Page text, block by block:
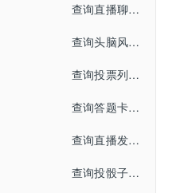
切换合流布局
查询直播状态
踢出人员
设置预习课件
查询文档下载地址
文档名称重命名
查询文档详情
查询文档预览地址
H5课件批量上传
取消暖场视频设置
查询直播间关联视频列表
查询直播聊天记录
查询头脑风暴信息
查询投票列表信息
查询答题卡信息
查询直播发奖信息
查询投骰子记录